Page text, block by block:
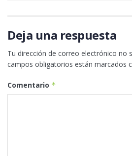
Deja una respuesta
Tu dirección de correo electrónico no
campos obligatorios están marcados
Comentario *